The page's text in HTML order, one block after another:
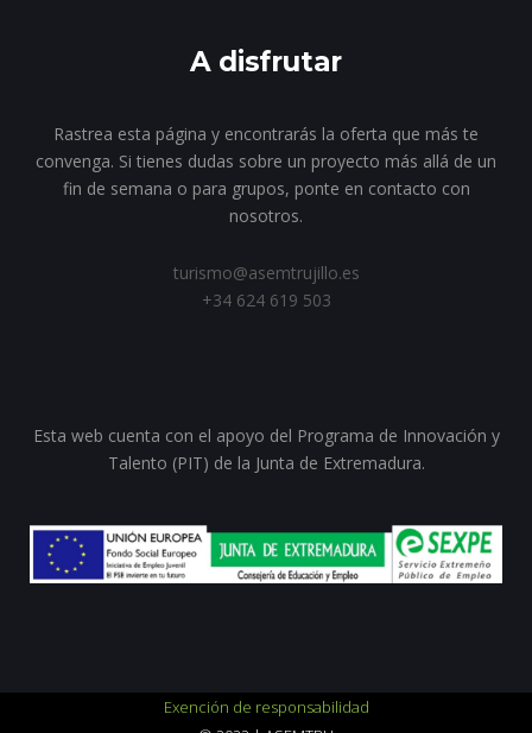
A disfrutar
Rastrea esta página y encontrarás la oferta que más te
convenga. Si tienes dudas sobre un proyecto más allá de un
fin de semana o para grupos, ponte en contacto con
nosotros.
turismo@asemtrujillo.es
+34 624 619 503
Esta web cuenta con el apoyo del Programa de Innovación y
Talento (PIT) de la Junta de Extremadura.
Exención de responsabilidad